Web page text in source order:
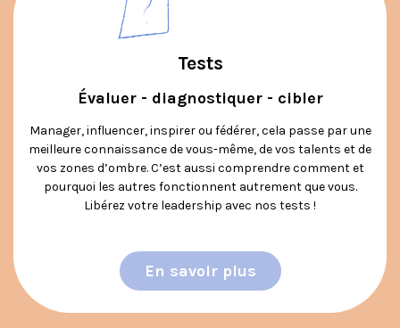
Tests
Évaluer - diagnostiquer - cibler
Manager, influencer, inspirer ou fédérer, cela passe par une
meilleure connaissance de vous-même, de vos talents et de
vos zones d’ombre. C’est aussi comprendre comment et
pourquoi les autres fonctionnent autrement que vous.
Libérez votre leadership avec nos tests !
En savoir plus